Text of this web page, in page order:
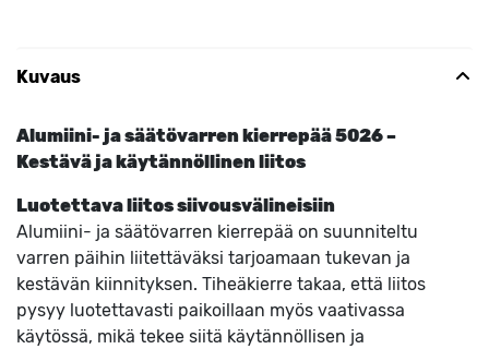
Kuvaus
Alumiini- ja säätövarren kierrepää 5026 –
Kestävä ja käytännöllinen liitos
Luotettava liitos siivousvälineisiin
Alumiini- ja säätövarren kierrepää on suunniteltu
varren päihin liitettäväksi tarjoamaan tukevan ja
kestävän kiinnityksen. Tiheäkierre takaa, että liitos
pysyy luotettavasti paikoillaan myös vaativassa
käytössä, mikä tekee siitä käytännöllisen ja